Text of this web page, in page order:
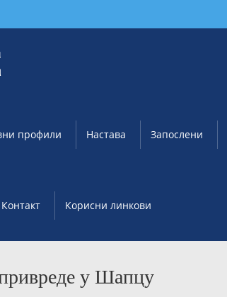
профили Настава Запослени
Контакт Корисни линкови
у Шапцу